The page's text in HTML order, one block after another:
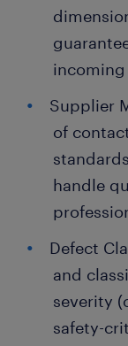
Supplier
of
handle
Defect
and
severity
safety-